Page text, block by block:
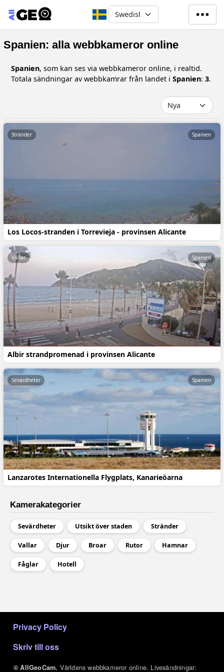
Hoppa till huvudinnehåll
Select your language
Spanien: alla webbkameror online
Spanien, som kan ses via webbkameror online, i realtid.
Totala sändningar av webbkamrar från landet i Spanien: 3.
Los Locos-stranden i Torrevieja - provinsen Alicante
Stränder Spanien
Albir strandpromenad i provinsen Alicante
Vallar Spanien
Lanzarotes Internationella Flygplats, Kanarieöarna
Sevärdheter Spanien
Kamerakategorier
Sevärdheter Utsikt över staden Stränder
Vallar Djur Broar Rutor Hamnar
Fåglar Hotell
Privacy Policy
Skriv till oss
© AllGeoCam. Världens webbkameror online. Livesändningar: